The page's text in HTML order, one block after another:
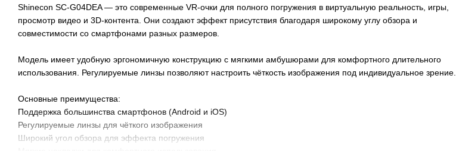
Shinecon SC-G04DEA — это современные VR-очки для полного погружения в виртуальную реальность, игры,
просмотр видео и 3D-контента. Они создают эффект присутствия благодаря широкому углу обзора и
совместимости со смартфонами разных размеров.
Модель имеет удобную эргономичную конструкцию с мягкими амбушюрами для комфортного длительного
использования. Регулируемые линзы позволяют настроить чёткость изображения под индивидуальное зрение.
Основные преимущества:
Поддержка большинства смартфонов (Android и iOS)
Регулируемые линзы для чёткого изображения
Широкий угол обзора для эффекта погружения